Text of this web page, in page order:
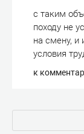
с таким
походу не
на смену,
условия
к